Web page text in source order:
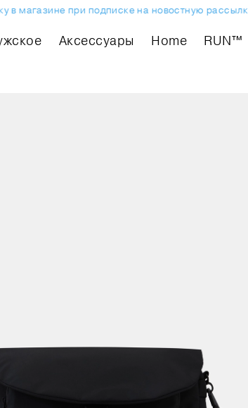
магазине при подписке на новостную рассылку.
Аксессуары Home RUN™